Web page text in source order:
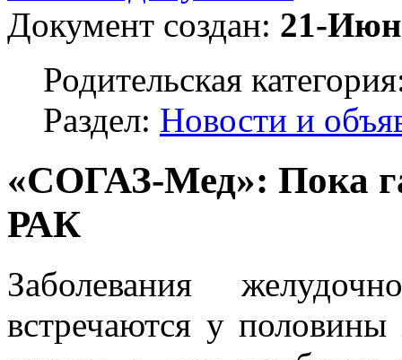
Документ создан: 21-
Родительская
Раздел: Новости и
«СОГАЗ-Мед»: Пока
РАК
Заболевания
встречаются у